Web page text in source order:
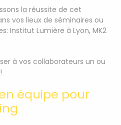
la réussite de cet
vos lieux de séminaires ou
Institut Lumière à Lyon, MK2
à vos collaborateurs un ou
équipe pour